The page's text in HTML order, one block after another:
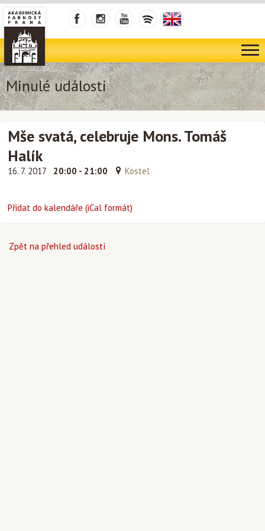
Minulé události
Mše svatá, celebruje Mons. Tomáš
Halík
16. 7. 2017 20:00 - 21:00 Kostel
Přidat do kalendáře (iCal formát)
Zpět na přehled událostí